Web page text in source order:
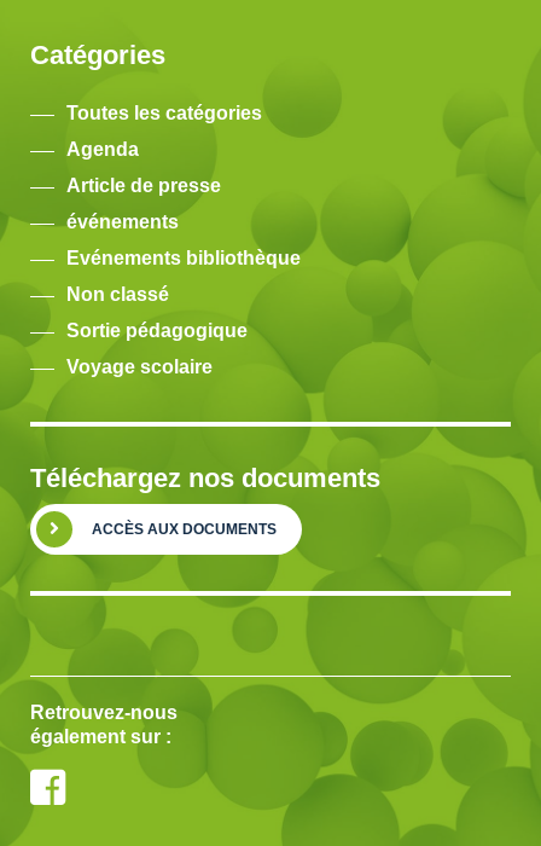
Catégories
Toutes les catégories
Agenda
Article de presse
événements
Evénements bibliothèque
Non classé
Sortie pédagogique
Voyage scolaire
Téléchargez nos documents
ACCÈS AUX DOCUMENTS
Retrouvez-nous
également sur :